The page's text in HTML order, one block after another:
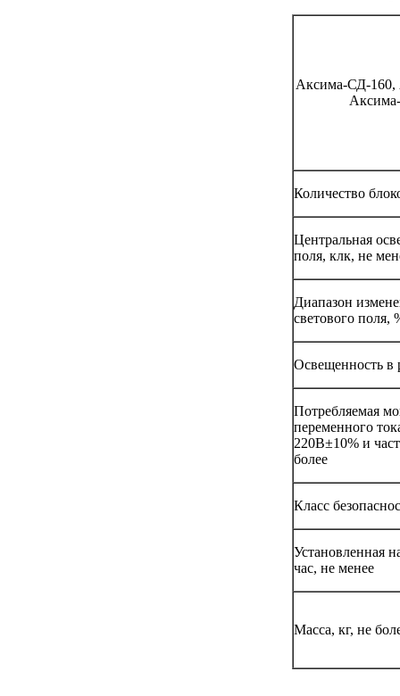
Аксима-СД-160,
Количество
Центральная
поля, клк, не
Диапазон
светового поля,
Освещенность в
Потребляемая
переменного
220В±10% и
более
Класс
Установленная
час, не менее
Масса, кг, не